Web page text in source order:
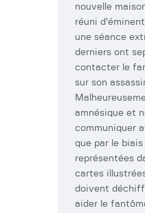
nouvelle
réuni
une séance
derniers ont
contacter le
sur son
amnésique et
communiquer
que par le
représentées
cartes
doivent
aider le